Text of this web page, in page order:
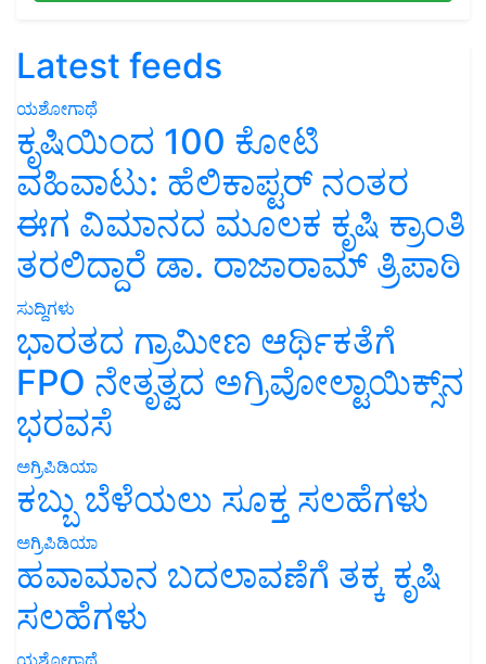
Latest feeds
ಯಶೋಗಾಥೆ
ಕೃಷಿಯಿಂದ 100 ಕೋಟಿ
ವಹಿವಾಟು: ಹೆಲಿಕಾಪ್ಟರ್ ನಂತರ
ಈಗ ವಿಮಾನದ ಮೂಲಕ ಕೃಷಿ ಕ್ರಾಂತಿ
ತರಲಿದ್ದಾರೆ ಡಾ. ರಾಜಾರಾಮ್ ತ್ರಿಪಾಠಿ
ಸುದ್ದಿಗಳು
ಭಾರತದ ಗ್ರಾಮೀಣ ಆರ್ಥಿಕತೆಗೆ
FPO ನೇತೃತ್ವದ ಅಗ್ರಿವೋಲ್ಟಾಯಿಕ್ಸ್‌ನ
ಭರವಸೆ
ಅಗ್ರಿಪಿಡಿಯಾ
ಕಬ್ಬು ಬೆಳೆಯಲು ಸೂಕ್ತ ಸಲಹೆಗಳು
ಅಗ್ರಿಪಿಡಿಯಾ
ಹವಾಮಾನ ಬದಲಾವಣೆಗೆ ತಕ್ಕ ಕೃಷಿ
ಸಲಹೆಗಳು
ಯಶೋಗಾಥೆ